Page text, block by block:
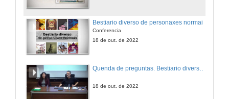
Bestiario diverso de personaxes normais
Conferencia
18 de out. de 2022
18 de out. de 2022